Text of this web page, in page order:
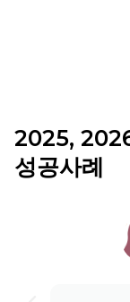
2025,
성공사례